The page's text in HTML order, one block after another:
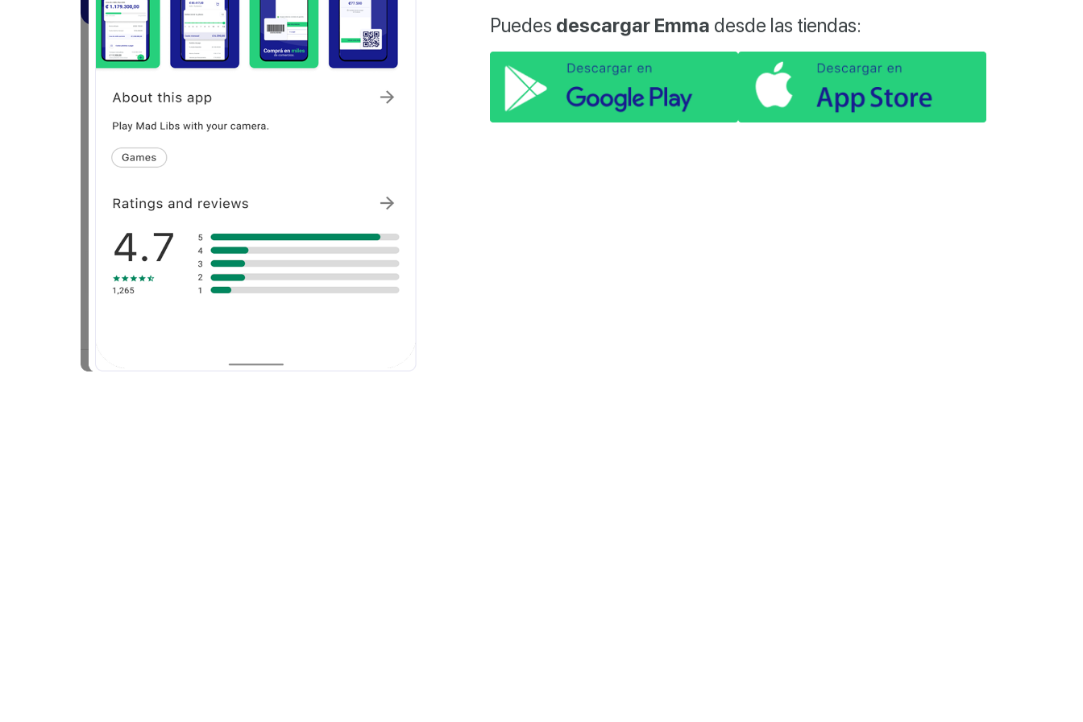
Puedes descargar Emma desde las tiendas: